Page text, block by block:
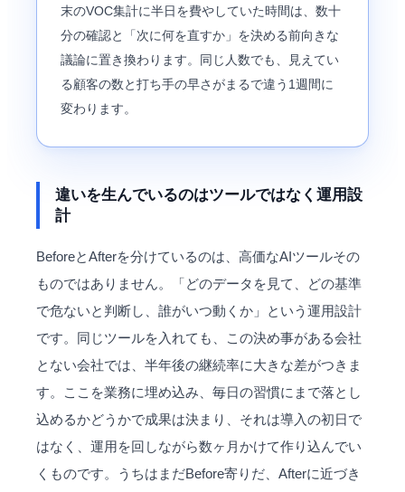
末のVOC集計に半日を費やしていた時間は、数十
分の確認と「次に何を直すか」を決める前向きな
議論に置き換わります。同じ人数でも、見えてい
る顧客の数と打ち手の早さがまるで違う1週間に
変わります。
違いを生んでいるのはツールではなく運用設
計
BeforeとAfterを分けているのは、高価なAIツールその
ものではありません。「どのデータを見て、どの基準
で危ないと判断し、誰がいつ動くか」という運用設計
です。同じツールを入れても、この決め事がある会社
とない会社では、半年後の継続率に大きな差がつきま
す。ここを業務に埋め込み、毎日の習慣にまで落とし
込めるかどうかで成果は決まり、それは導入の初日で
はなく、運用を回しながら数ヶ月かけて作り込んでい
くものです。うちはまだBefore寄りだ、Afterに近づき